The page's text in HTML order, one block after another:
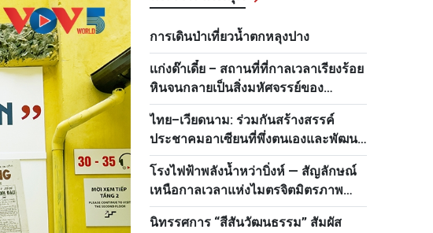
การเดินป่าเที่ยวน้ำตกหลุงปาง
เเก่งด๊าเดี๋ย – สถานที่ที่กาลเวลาเรียงร้อย
หินจนกลายเป็นสิ่งมหัศจรรย์ของ
เวียดนาม
ไทย–เวียดนาม: ร่วมกันสร้างสรรค์
ประชาคมอาเซียนที่พึ่งตนเองและพัฒนา
แห่งสีเขียว
โรงไฟฟ้าพลังน้ำหว่าบิ่งห์ — สัญลักษณ์
เหนือกาลเวลาแห่งไมตรจิตมิตรภาพ
เวียดนาม–รัสเซีย
นิทรรศการ “สีสันวัฒนธรรม” สัมผัส